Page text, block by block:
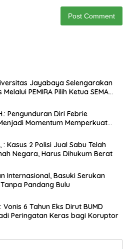
Jayabaya Selengarakan
PEMIRA Pilih Ketua SEMA
Pengunduran Diri Febrie
Momentum Memperkuat
: Kasus 2 Polisi Jual Sabu Telah
Negara, Harus Dihukum Berat
Internasional, Basuki Serukan
Pandang Bulu
Vonis 6 Tahun Eks Dirut BUMD
Peringatan Keras bagi Koruptor